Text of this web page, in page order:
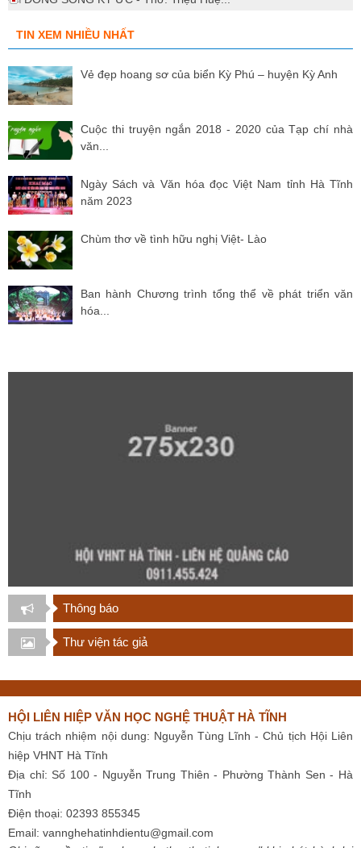
TIN XEM NHIỀU NHẤT
Vẻ đẹp hoang sơ của biển Kỳ Phú – huyện Kỳ Anh
Cuộc thi truyện ngắn 2018 - 2020 của Tạp chí nhà
văn...
Ngày Sách và Văn hóa đọc Việt Nam tỉnh Hà Tĩnh
năm 2023
Chùm thơ về tình hữu nghị Việt- Lào
Ban hành Chương trình tổng thể về phát triển văn
hóa...
Thông báo
Thư viện tác giả
HỘI LIÊN HIỆP VĂN HỌC NGHỆ THUẬT HÀ TĨNH
Chịu trách nhiệm nội dung: Nguyễn Tùng Lĩnh - Chủ tịch Hội Liên
hiệp VHNT Hà Tĩnh
Địa chỉ: Số 100 - Nguyễn Trung Thiên - Phường Thành Sen - Hà
Tĩnh
Điện thoại: 02393 855345
Email: vannghehatinhdientu@gmail.com